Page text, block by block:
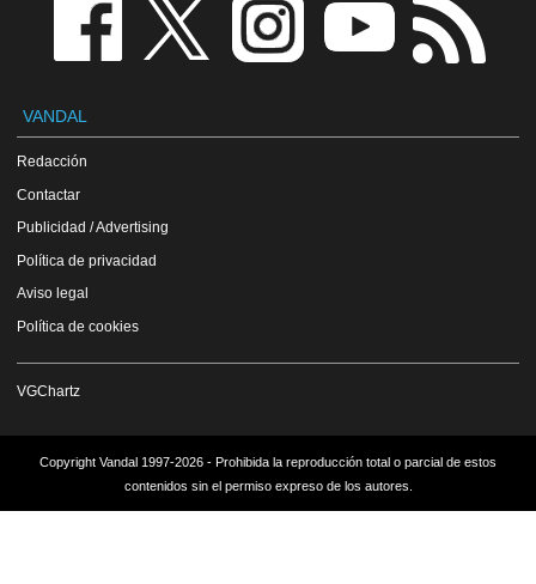
VANDAL
Redacción
Contactar
Publicidad / Advertising
Política de privacidad
Aviso legal
Política de cookies
VGChartz
Copyright Vandal 1997-2026 - Prohibida la reproducción total o parcial de estos
contenidos sin el permiso expreso de los autores.